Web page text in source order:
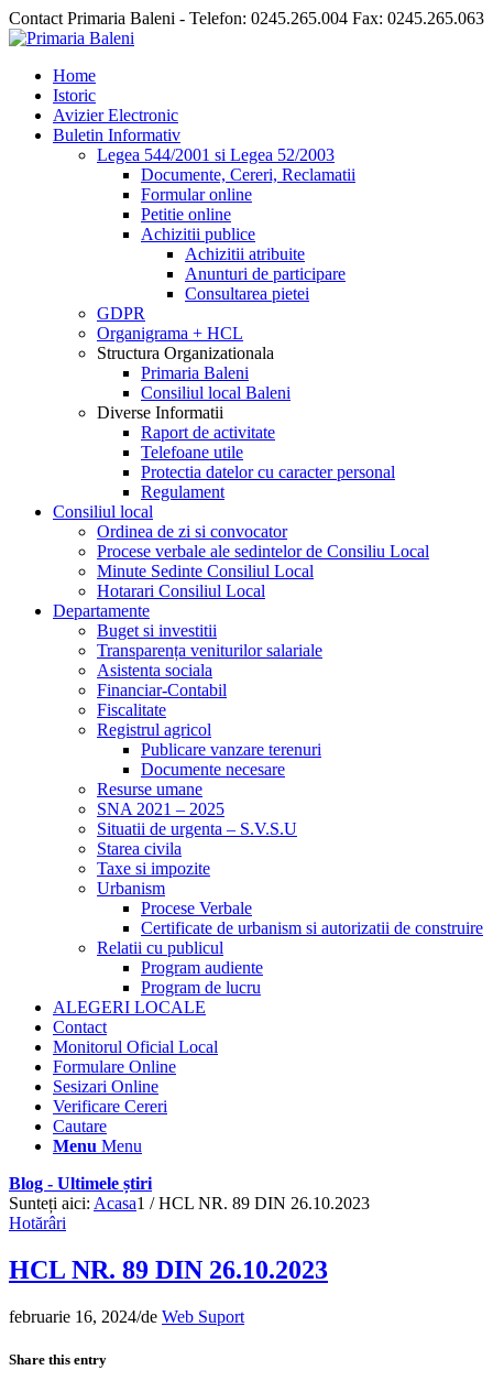
Contact Primaria Baleni - Telefon: 0245.265.004 Fax: 0245.265.063
Home
Istoric
Avizier Electronic
Buletin Informativ
Legea 544/2001 si Legea 52/2003
Documente, Cereri, Reclamatii
Formular online
Petitie online
Achizitii publice
Achizitii atribuite
Anunturi de participare
Consultarea pietei
GDPR
Organigrama + HCL
Structura Organizationala
Primaria Baleni
Consiliul local Baleni
Diverse Informatii
Raport de activitate
Telefoane utile
Protectia datelor cu caracter personal
Regulament
Consiliul local
Ordinea de zi si convocator
Procese verbale ale sedintelor de Consiliu Local
Minute Sedinte Consiliul Local
Hotarari Consiliul Local
Departamente
Buget si investitii
Transparența veniturilor salariale
Asistenta sociala
Financiar-Contabil
Fiscalitate
Registrul agricol
Publicare vanzare terenuri
Documente necesare
Resurse umane
SNA 2021 – 2025
Situatii de urgenta – S.V.S.U
Starea civila
Taxe si impozite
Urbanism
Procese Verbale
Certificate de urbanism si autorizatii de construire
Relatii cu publicul
Program audiente
Program de lucru
ALEGERI LOCALE
Contact
Monitorul Oficial Local
Formulare Online
Sesizari Online
Verificare Cereri
Cautare
Menu Menu
Blog - Ultimele știri
Sunteți aici: Acasa1 / HCL NR. 89 DIN 26.10.2023
Hotărâri
HCL NR. 89 DIN 26.10.2023
februarie 16, 2024/de Web Suport
Share this entry